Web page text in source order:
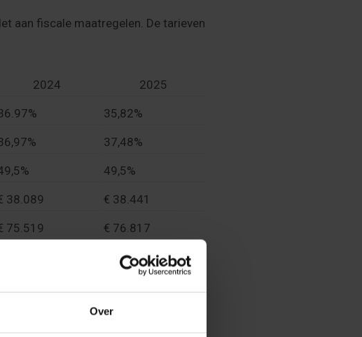
Over
aan fiscale maatregelen. De tarieven
2024 2025
35,82%
37,48%
49,5%
38.089 € 38.441
75.519 € 76.817
€ 3.068
€ 2.986